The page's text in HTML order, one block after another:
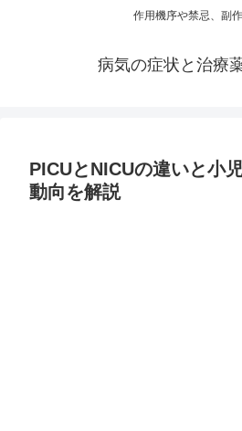
作用機序や禁忌、副
病気の症状と治療
PICUとNICUの違いと小
動向を解説